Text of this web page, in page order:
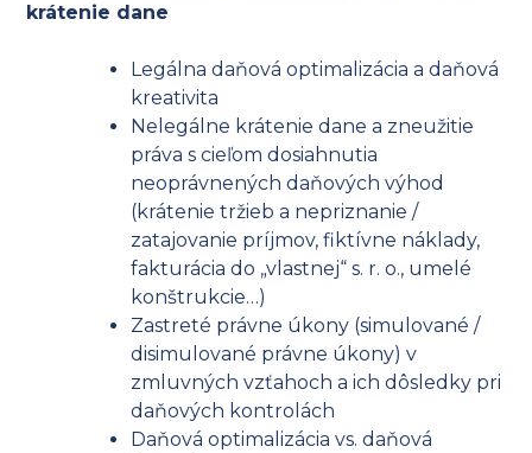
krátenie dane
Legálna daňová optimalizácia a daňová
kreativita
Nelegálne krátenie dane a zneužitie
práva s cieľom dosiahnutia
neoprávnených daňových výhod
(krátenie tržieb a nepriznanie /
zatajovanie príjmov, fiktívne náklady,
fakturácia do „vlastnej“ s. r. o., umelé
konštrukcie…)
Zastreté právne úkony (simulované /
disimulované právne úkony) v
zmluvných vzťahoch a ich dôsledky pri
daňových kontrolách
Daňová optimalizácia vs. daňová